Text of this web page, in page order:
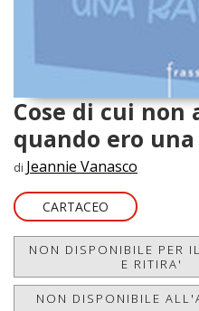
Cose di cui
quando ero una
di Jeannie Vanasco
CARTACEO
NON DISPONIBILE PER
E RITIRA'
NON DISPONIBILE